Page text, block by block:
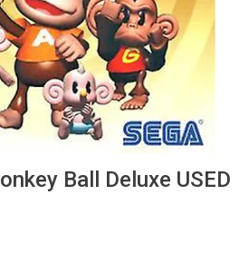
Ball Deluxe USED